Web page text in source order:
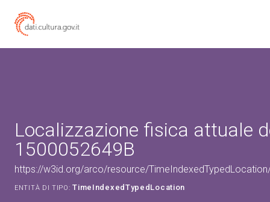
Localizzazione fisica attuale
1500052649B
https://w3id.org/arco/resource/
ENTITÀ DI TIPO: TimeIndexedTypedLocation